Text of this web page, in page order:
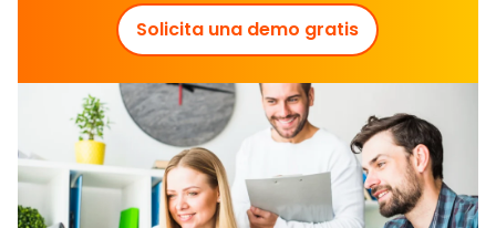
Solicita una demo gratis